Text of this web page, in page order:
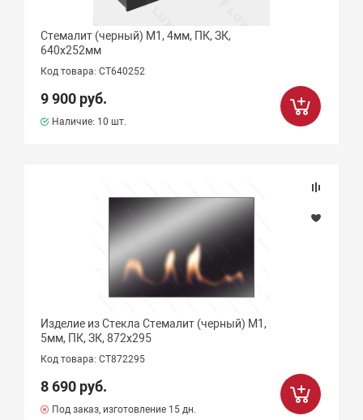
Бренд
Стемалит (черный) М1, 4мм, ПК, ЗК,
640х252мм
Код товара: СТ640252
9 900 руб.
Наличие: 10 шт.
Изделие из Стекла Стемалит (черный) М1,
5мм, ПК, ЗК, 872х295
Код товара: СТ872295
8 690 руб.
Под заказ, изготовление 15 дн.